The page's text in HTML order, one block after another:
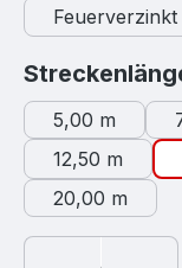
Feuerverzinkt
5,00 m
12,50 m
20,00 m